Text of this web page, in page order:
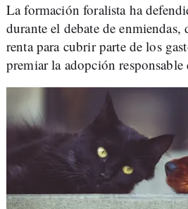
La formación foralista ha
durante el debate de
renta para cubrir parte de los
premiar la adopción responsable